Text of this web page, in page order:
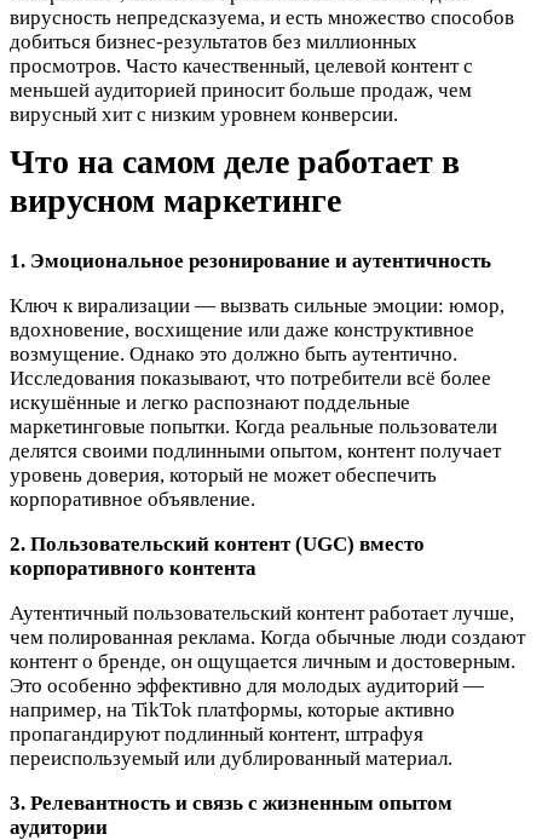
вирусность непредсказуема, и есть множество способов
добиться бизнес-результатов без миллионных
просмотров. Часто качественный, целевой контент с
меньшей аудиторией приносит больше продаж, чем
вирусный хит с низким уровнем конверсии.​
Что на самом деле работает в
вирусном маркетинге
1. Эмоциональное резонирование и аутентичность
Ключ к вирализации — вызвать сильные эмоции: юмор,
вдохновение, восхищение или даже конструктивное
возмущение. Однако это должно быть аутентично.
Исследования показывают, что потребители всё более
искушённые и легко распознают поддельные
маркетинговые попытки. Когда реальные пользователи
делятся своими подлинными опытом, контент получает
уровень доверия, который не может обеспечить
корпоративное объявление.​
2. Пользовательский контент (UGC) вместо
корпоративного контента
Аутентичный пользовательский контент работает лучше,
чем полированная реклама. Когда обычные люди создают
контент о бренде, он ощущается личным и достоверным.
Это особенно эффективно для молодых аудиторий —
например, на TikTok платформы, которые активно
пропагандируют подлинный контент, штрафуя
переиспользуемый или дублированный материал.​
3. Релевантность и связь с жизненным опытом
аудитории